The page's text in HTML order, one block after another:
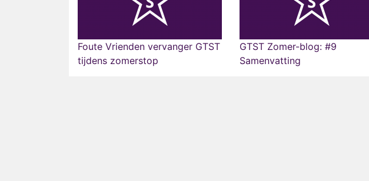
Foute Vrienden vervanger GTST
tijdens zomerstop
GTST Zomer-blog: #9
Samenvatting